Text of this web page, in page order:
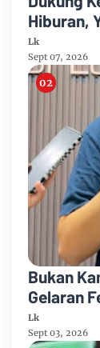
Hiburan,
Budi
Lk
Sept 07, 2026
Bukan
Gelaran
'Paling
Lk
Sept 03, 2026